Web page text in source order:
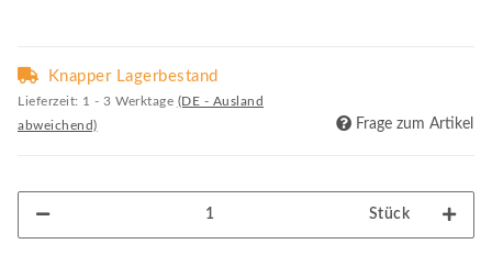
Knapper Lagerbestand
Lieferzeit: 1 - 3 Werktage (DE - Ausland
abweichend)
Frage zum Artikel
Stück